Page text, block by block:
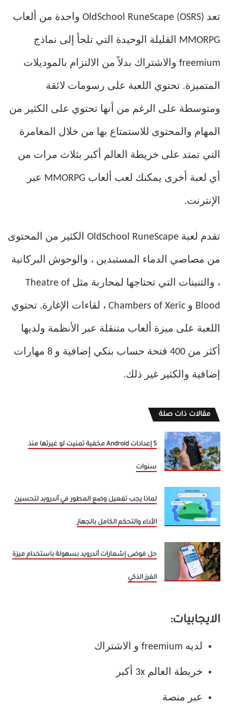
تعد OldSchool RuneScape (OSRS) واحدة من ألعاب
MMORPG القليلة الوحيدة التي تلجأ إلى نماذج
freemium والاشتراك بدلاً من الالتزام بالموديلات
المتميزة. تحتوي اللعبة على رسومات لائقة
ومتوسطة على الرغم من أنها تحتوي على الكثير من
المهام والمحتوى للاستمتاع بها من خلال المغامرة
التي تمتد على خريطة العالم أكبر بثلاث مرات من
أي لعبة أخرى يمكنك لعب ألعاب MMORPG عبر
الإنترنت.
تقدم لعبة OldSchool RuneScape الكثير من المحتوى
من مصاصي الدماء المستبدين ، والوحوش البركانية
، والتنينات التي تحتاجها لمحاربة مثل Theatre of
Blood و Chambers of Xeric ، لقاءات الإغارة. تحتوي
اللعبة على ميزة ألعاب متنقلة عبر الأنظمة ولديها
أكثر من 400 فتحة حساب بنكي إضافية و 8 مهارات
إضافية والكثير غير ذلك.
مقالات ذات صلة
5 إعدادات Android مخفية تمنيت لو غيرتها منذ
سنوات
لماذا يجب تفعيل وضع المطور في أندرويد لتحسين
الأداء والتحكم الكامل بالجهاز
حل فوضى إشعارات أندرويد بسهولة باستخدام ميزة
الفرز الذكي
الايجابيات:
لديه freemium و الاشتراك
خريطة العالم 3x أكبر
عبر منصة